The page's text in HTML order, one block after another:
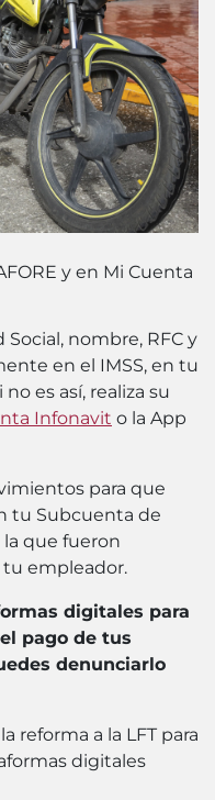
y en Mi Cuenta
nombre, RFC y
en el IMSS, en tu
no es así, realiza su
Infonavit o la App
para que
tu Subcuenta de
la que fueron
tu empleador.
digitales para
pago de tus
denunciarlo
reforma a la LFT para
digitales